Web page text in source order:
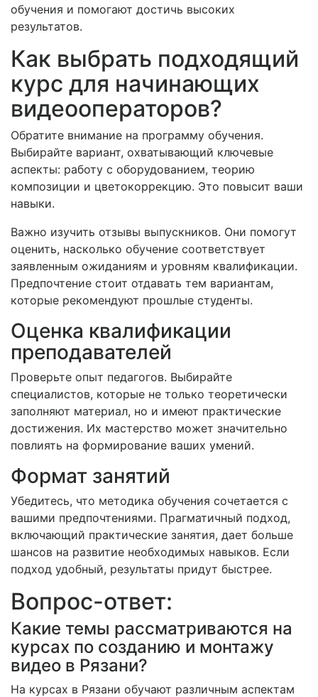
обучения и помогают достичь высоких
результатов.
Как выбрать подходящий
курс для начинающих
видеооператоров?
Обратите внимание на программу обучения.
Выбирайте вариант, охватывающий ключевые
аспекты: работу с оборудованием, теорию
композиции и цветокоррекцию. Это повысит ваши
навыки.
Важно изучить отзывы выпускников. Они помогут
оценить, насколько обучение соответствует
заявленным ожиданиям и уровням квалификации.
Предпочтение стоит отдавать тем вариантам,
которые рекомендуют прошлые студенты.
Оценка квалификации
преподавателей
Проверьте опыт педагогов. Выбирайте
специалистов, которые не только теоретически
заполняют материал, но и имеют практические
достижения. Их мастерство может значительно
повлиять на формирование ваших умений.
Формат занятий
Убедитесь, что методика обучения сочетается с
вашими предпочтениями. Прагматичный подход,
включающий практические занятия, дает больше
шансов на развитие необходимых навыков. Если
подход удобный, результаты придут быстрее.
Вопрос-ответ:
Какие темы рассматриваются на
курсах по созданию и монтажу
видео в Рязани?
На курсах в Рязани обучают различным аспектам